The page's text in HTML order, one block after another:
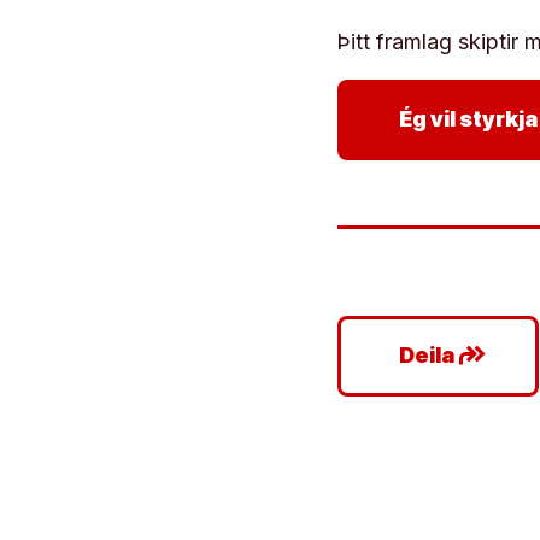
Þitt framlag skiptir
Ég vil
Deilagoogle_plus_reshare